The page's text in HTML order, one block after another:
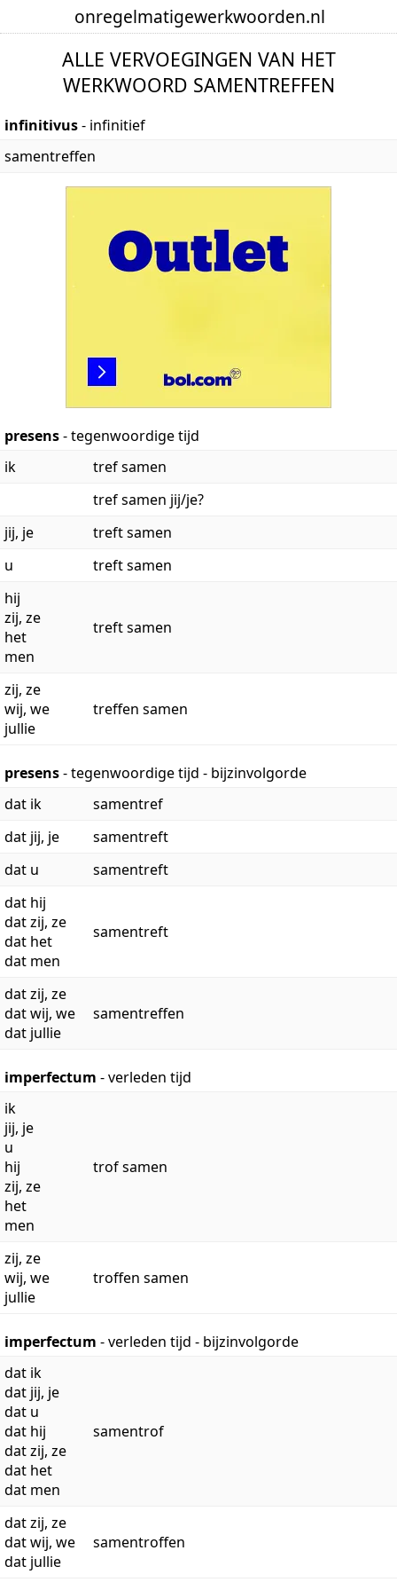
onregelmatigewerkwoorden.nl
ALLE VERVOEGINGEN VAN HET
WERKWOORD SAMENTREFFEN
infinitivus- infinitief
samentreffen
presens- tegenwoordige tijd
ik
tref samen
tref samen jij/je?
jij, je
treft samen
u
treft samen
hij
zij, ze
het
men
treft samen
zij, ze
wij, we
jullie
treffen samen
presens- tegenwoordige tijd - bijzinvolgorde
dat ik
samentref
dat jij, je
samentreft
dat u
samentreft
dat hij
dat zij, ze
dat het
dat men
samentreft
dat zij, ze
dat wij, we
dat jullie
samentreffen
imperfectum - verleden tijd
ik
jij, je
u
hij
zij, ze
het
men
trof samen
zij, ze
wij, we
jullie
troffen samen
imperfectum - verleden tijd - bijzinvolgorde
dat ik
dat jij, je
dat u
dat hij
dat zij, ze
dat het
dat men
samentrof
dat zij, ze
dat wij, we
dat jullie
samentroffen